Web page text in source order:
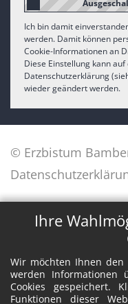
Ihre
Wir möchten Ihnen den
werden Informationen
Cookies gespeichert.
Funktionen dieser
Ich bin damit
werden. Damit können
Cookie-Informationen an
Diese Einstellung kann
Datenschutzerklärung
wieder geändert werden.
© Erzbistum